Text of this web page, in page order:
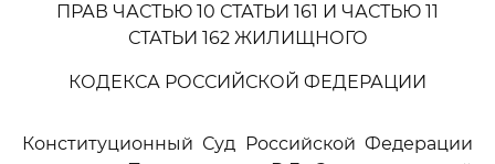
ПРАВ ЧАСТЬЮ 10 СТАТЬИ 161 И ЧАСТЬЮ 11
СТАТЬИ 162 ЖИЛИЩНОГО
КОДЕКСА РОССИЙСКОЙ ФЕДЕРАЦИИ
Конституционный Суд Российской Федерации